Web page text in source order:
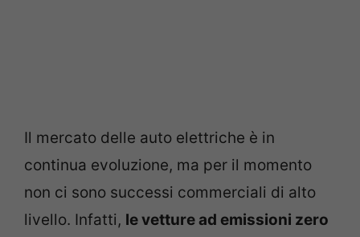
Il mercato delle auto elettriche è in
continua evoluzione, ma per il momento
non ci sono successi commerciali di alto
livello. Infatti, le vetture ad emissioni zero